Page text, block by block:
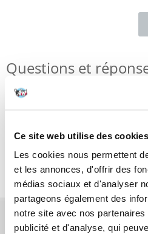
Ce site web utilise des cookies.
Les cookies nous permettent
et les annonces, d'offrir des
médias sociaux et d'analyser
partageons également des
notre site avec nos
publicité et d'analyse, qui
Questions et
Critiques
Photos supplémentaires
AVANT L'ACHAT